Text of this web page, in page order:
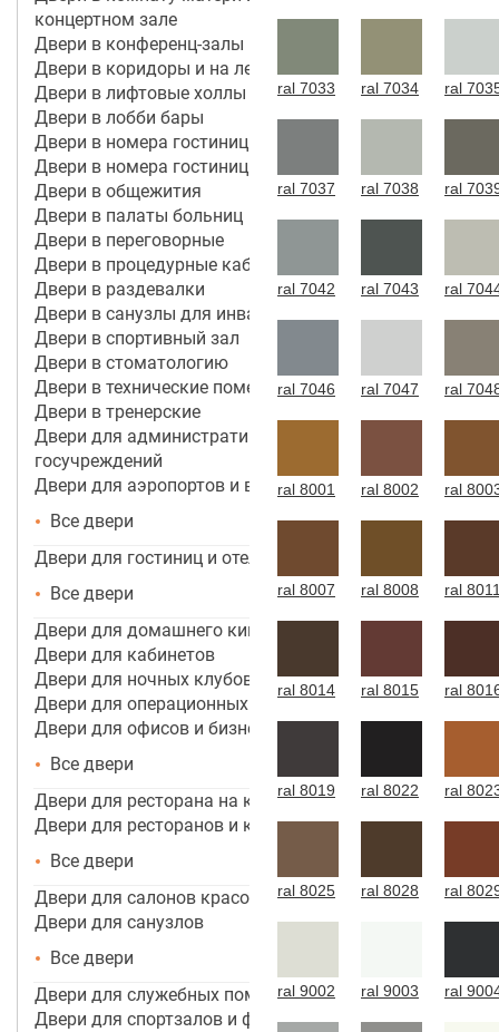
концертном зале
Двери в конференц-залы
Двери в коридоры и на лестничные марши
Двери в лифтовые холлы
Двери в лобби бары
Двери в номера гостиницы 3*
Двери в номера гостиницы 4*-5*
Двери в общежития
Двери в палаты больниц
Двери в переговорные
Двери в процедурные кабинеты
Двери в раздевалки
Двери в санузлы для инвалидов
Двери в спортивный зал
Двери в стоматологию
Двери в технические помещения
Двери в тренерские
Двери для административных зданий и
госучреждений
Двери для аэропортов и вокзалов
Все двери
Двери для гостиниц и отелей
Все двери
Двери для домашнего кинотеатра
Двери для кабинетов
Двери для ночных клубов
Двери для операционных
Двери для офисов и бизнес центров
Все двери
Двери для ресторана на кухню
Двери для ресторанов и кафе
Все двери
Двери для салонов красоты
Двери для санузлов
Все двери
Двери для служебных помещений
Двери для спортзалов и фитнес-центров
ral 7033 ral 7034 ral
ral 7037 ral 7038 ral
ral 7042 ral 7043 ral
ral 7046 ral 7047 ral
ral 8001 ral 8002 ral
ral 8007 ral 8008 ral
ral 8014 ral 8015 ral
ral 8019 ral 8022 ral
ral 8025 ral 8028 ral
ral 9002 ral 9003 ral